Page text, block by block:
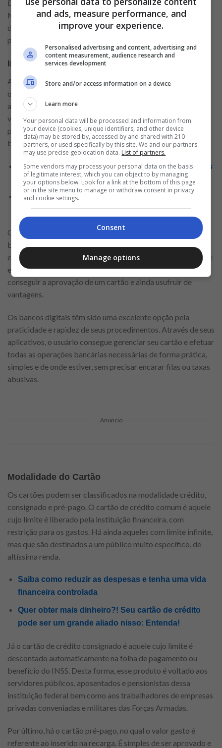
De todas essas, as mais comuns e com maior aceitação são
Mastercard, Visa, Elo e Hipercard. Aliás, algumas dispões de
diversos programas de vantagens, como acúmulo de pontos,
por exemplo.
Instituição financeira emissora do cartão
A instituição financeira é uma das primeiras coisas a se
observar antes de escolher o cartão de crédito. Procure
avaliar a reputação de cada uma, os serviços oferecidos, as
vantagens e qual o nível de dificuldade na liberação do
produto. É válido também ficar atento à quantidade de
burocracia nos processos e ao funcionamento.
Operadora Vivo oferece crédito pessoal com ótimas
condições: Confira!
Quer adquirir um cartão de crédito em 2021? Veja
quatro opções com aprovação facilitada
Caso já possua conta corrente ou poupança em determinado
banco, analise a possibilidade de solicitar o cartão na
empresa. Como a entidade bancária já possui os seus dados e
existe um relacionamento prévio, pode ser bem mais fácil de
conseguir a aprovação de um cartão e ainda usufruir de
vantagens.
Os bancos digitais têm sido uma excelente opção pela
praticidade e rapidez de seus procedimentos. Através de seus
aplicativos, o usuário consegue gerenciar seu cartão e efetuar
todas as operações bancárias necessárias de forma prática,
simples e de onde estiver, sem precisar encarar filas ou taxas
abusivas.
Anuncio
Modalidade do Cartão
Os cartões podem ser classificados na modalidade crédito,
consignado e pré-pago. O cartão de crédito comum é aquele
cujo limite é liberado pela instituição financeira, com
restrição para os gastos. Há ainda aqueles com limite infinite,
mas que são destinados a um público muito específico, de
altíssima renda.
Saiba como reduzir as despesas e tenha uma vida
financeira controlada
Quer obter mais dinheiro?! Seu cartão de crédito
pode ser um grande aliado nisso: Entenda!
Já o cartão de crédito consignado é aquele cujo limite é
descontado automaticamente na folha de pagamento ou
benefício do INSS. Desta forma, esse produto é voltado aos
servidores públicos, aposentados e pensionistas dessa
instituição federal bem como aos trabalhadores de empresas
privadas conveniadas e militares das Forças Armadas.
Por último, há o cartão pré-pago, no qual o valor gasto é
referente ao inserido na recarga. É simples de ser aprovado e
and ads, measure performance, and
improve your experience.
Personalised advertising and content, advertising and
content measurement, audience research and
services development
Store and/or access information on a device
Learn more
Your personal data will be processed and information from
your device (cookies, unique identifiers, and other device
data) may be stored by, accessed by and shared with 210
partners, or used specifically by this site. We and our partners
may use precise geolocation data. List of partners.
Some vendors may process your personal data on the basis
of legitimate interest, which you can object to by managing
your options below. Look for a link at the bottom of this page
or in the site menu to manage or withdraw consent in privacy
and cookie settings.
Consent
Manage options